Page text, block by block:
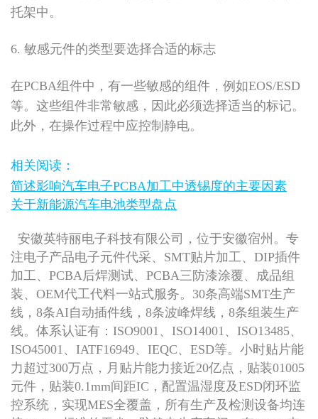
托架中。
6. 敏感元件的类型要选择合适的标志
在PCBA组件中，有一些敏感的组件，例如EOS/ESD
等。这些组件非常敏感，因此必须选择适当的标记。
此外，在操作过程中应控制静电。
相关阅读：
简述影响汽车电子PCBA加工中透锡度的主要因素
关于新能源汽车电池类型盘点
安徽英特丽电子科技有限公司，位于安徽宿州。专
注电子产品电子元件代采、SMT贴片加工、DIP插件
加工、PCBA后焊测试、PCBA三防漆涂覆、成品组
装、OEM代工代料一站式服务。30条高端SMT生产
线，8条AI自动插件线，8条波峰焊线，8条组装生产
线。体系认证有：ISO9001、ISO14001、ISO13485、
ISO45001、IATF16949、IEQC、ESD等。小时贴片能
力超过300万点，月贴片能力接近20亿点，贴装01005
元件，贴装0.1mm间距IC，配置温湿度及ESD闭环监
控系统，实现MES全覆盖，所有生产及检测设备均连